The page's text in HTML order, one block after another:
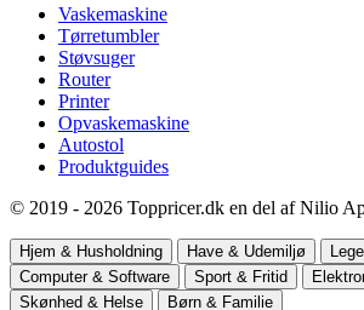
Vaskemaskine
Tørretumbler
Støvsuger
Router
Printer
Opvaskemaskine
Autostol
Produktguides
© 2019 - 2026 Toppricer.dk en del af Nilio
Hjem & Husholdning Have & Udemiljø
Computer & Software
Sport & Fritid
Skønhed & Helse
Børn & Familie